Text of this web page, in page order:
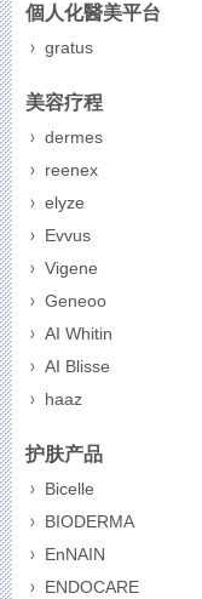
個人化醫美平台
gratus
美容疗程
dermes
reenex
elyze
Evvus
Vigene
Geneoo
AI Whitin
AI Blisse
haaz
护肤产品
Bicelle
BIODERMA
EnNAIN
ENDOCARE